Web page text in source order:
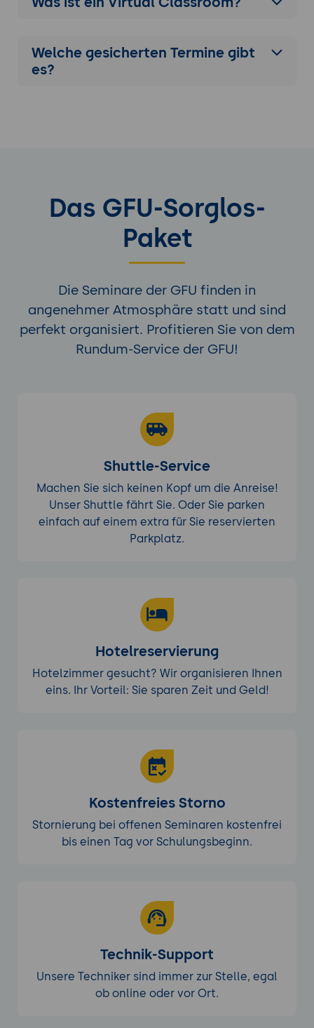
Welche gesicherten Termine gibt
es?
Das GFU-Sorglos-
Paket
Die Seminare der GFU finden in
angenehmer Atmosphäre statt und sind
perfekt organisiert. Profitieren Sie von dem
Rundum-Service der GFU!
Shuttle-Service
Machen Sie sich keinen Kopf um die Anreise!
Unser Shuttle fährt Sie. Oder Sie parken
einfach auf einem extra für Sie reservierten
Parkplatz.
Hotelreservierung
Hotelzimmer gesucht? Wir organisieren Ihnen
eins. Ihr Vorteil: Sie sparen Zeit und Geld!
Kostenfreies Storno
Stornierung bei offenen Seminaren kostenfrei
bis einen Tag vor Schulungsbeginn.
Technik-Support
Unsere Techniker sind immer zur Stelle, egal
ob online oder vor Ort.